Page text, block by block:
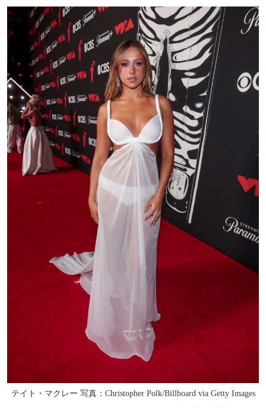
テイト・マクレー 写真：Christopher Polk/Billboard via Getty Images